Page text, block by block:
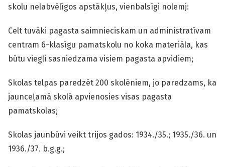
skolu nelabvēlīgos apstākļus, vienbalsīgi nolemj:
Celt tuvāki pagasta saimnieciskam un administratīvam
centram 6-klasīgu pamatskolu no koka materiāla, kas
būtu viegli sasniedzama visiem pagasta apvidiem;
Skolas telpas paredzēt 200 skolēniem, jo paredzams, ka
jaunceļamā skolā apvienosies visas pagasta
pamatskolas;
Skolas jaunbūvi veikt trijos gados: 1934./35.; 1935./36. un
1936./37. b.g.g.;